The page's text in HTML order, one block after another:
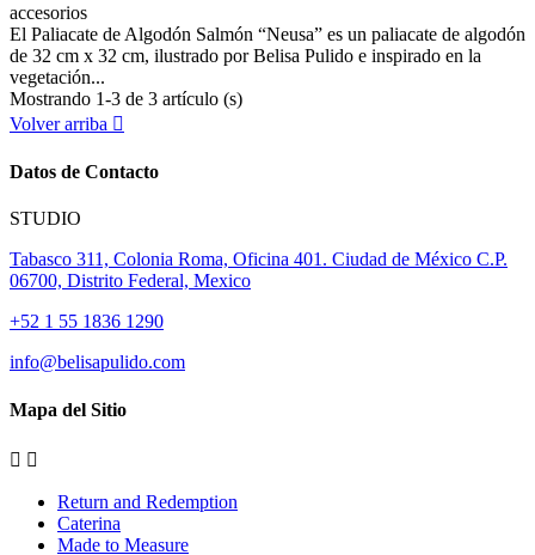
accesorios
El Paliacate de Algodón Salmón “Neusa” es un paliacate de algodón
de 32 cm x 32 cm, ilustrado por Belisa Pulido e inspirado en la
vegetación...
Mostrando 1-3 de 3 artículo (s)
Volver arriba 
Datos de Contacto
STUDIO
Tabasco 311, Colonia Roma, Oficina 401. Ciudad de México C.P.
06700, Distrito Federal, Mexico
+52 1 55 1836 1290
info@belisapulido.com
Mapa del Sitio
 
Return and Redemption
Caterina
Made to Measure